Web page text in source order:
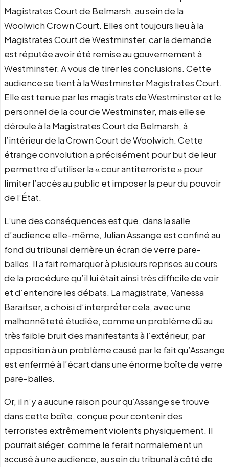
Magistrates Court de Belmarsh, au sein de la
Woolwich Crown Court. Elles ont toujours lieu à la
Magistrates Court de Westminster, car la demande
est réputée avoir été remise au gouvernement à
Westminster. A vous de tirer les conclusions. Cette
audience se tient à la Westminster Magistrates Court.
Elle est tenue par les magistrats de Westminster et le
personnel de la cour de Westminster, mais elle se
déroule à la Magistrates Court de Belmarsh, à
l’intérieur de la Crown Court de Woolwich. Cette
étrange convolution a précisément pour but de leur
permettre d’utiliser la « cour antiterroriste » pour
limiter l’accès au public et imposer la peur du pouvoir
de l’État.
L’une des conséquences est que, dans la salle
d’audience elle-même, Julian Assange est confiné au
fond du tribunal derrière un écran de verre pare-
balles. Il a fait remarquer à plusieurs reprises au cours
de la procédure qu’il lui était ainsi très difficile de voir
et d’entendre les débats. La magistrate, Vanessa
Baraitser, a choisi d’interpréter cela, avec une
malhonnêteté étudiée, comme un problème dû au
très faible bruit des manifestants à l’extérieur, par
opposition à un problème causé par le fait qu’Assange
est enfermé à l’écart dans une énorme boîte de verre
pare-balles.
Or, il n’y a aucune raison pour qu’Assange se trouve
dans cette boîte, conçue pour contenir des
terroristes extrêmement violents physiquement. Il
pourrait siéger, comme le ferait normalement un
accusé à une audience, au sein du tribunal à côté de